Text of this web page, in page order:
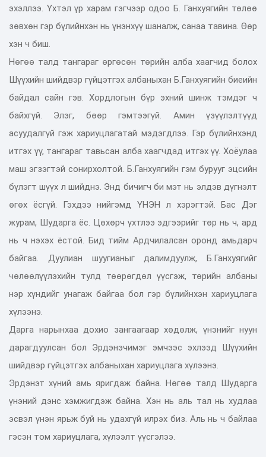
эхэллээ. Үхтэл үр харам гэгчээр одоо Б. Ганхуягийн төлөө
зөвхөн гэр бүлийнхэн нь үнэнхүү шаналж, санаа тавина. Өөр
хэн ч биш.
Нөгөө талд тангараг өргөсөн төрийн алба хаагчид болох
Шүүхийн шийдвэр гүйцэтгэх албаныхан Б.Ганхуягийн биеийн
байдал сайн гэв. Хордлогын бүр эхний шинж тэмдэг ч
байхгүй. Элэг, бөөр гэмтээгүй. Амин үзүүлэлтүүд
асуудалгүй гэж хариуцлагатай мэдэгдлээ. Гэр бүлийнхэнд
итгэх үү, тангараг тавьсан алба хаагчдад итгэх үү. Хоёулаа
маш эгзэгтэй сонирхолтой. Б.Ганхуягийн гэм бурууг эцсийн
бүлэгт шүүх л шийднэ. Энд бичигч би мэт нь элдэв дүгнэлт
өгөх ёсгүй. Гэхдээ нийгэмд ҮНЭН л хэрэгтэй. Бас Дэг
журам, Шударга ёс. Цөхөрч үхтлээ эдгээрийг төр нь ч, ард
нь ч нэхэх ёстой. Бид тийм Ардчилалсан оронд амьдарч
байгаа. Дуулиан шуугианыг далимдуулж, Б.Ганхуягийг
чөлөөлүүлэхийн тулд төөрөгдөл үүсгэж, төрийн албаны
нэр хүндийг унагаж байгаа бол гэр бүлийнхэн хариуцлага
хүлээнэ.
Дарга нарынхаа дохио зангаагаар хөдөлж, үнэнийг нуун
дарагдуулсан бол Эрдэнэчимэг эмчээс эхлээд Шүүхийн
шийдвэр гүйцэтгэх албаныхан хариуцлага хүлээнэ.
Эрдэнэт хүний амь яригдаж байна. Нөгөө талд Шударга
үнэний дэнс хэмжигдэж байна. Хэн нь аль тал нь худлаа
эсвэл үнэн ярьж буй нь удахгүй илрэх биз. Аль нь ч байлаа
гэсэн том хариуцлага, хүлээлт үүсгэлээ.